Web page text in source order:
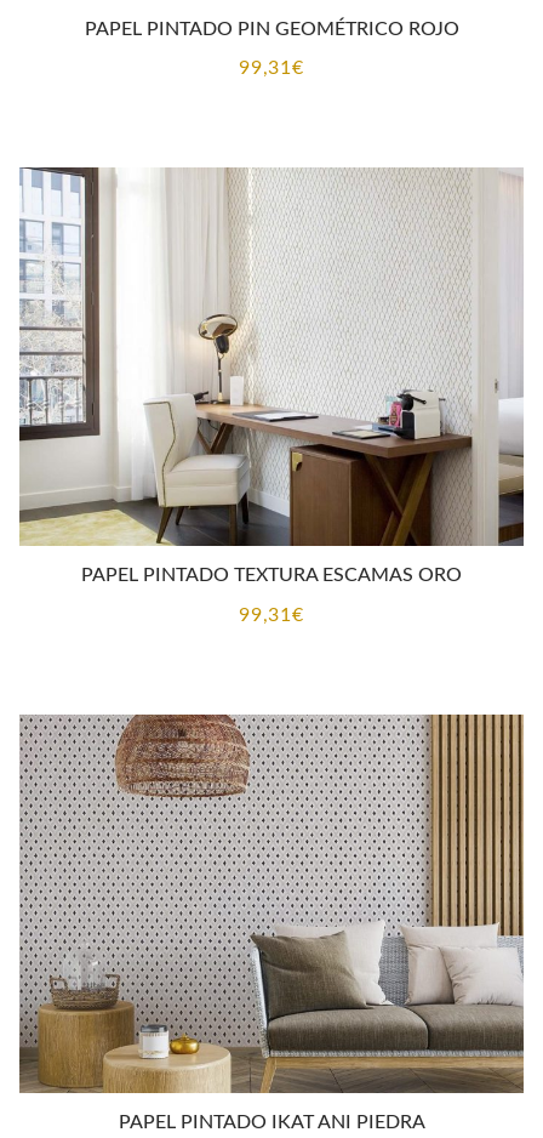
PAPEL PINTADO PIN GEOMÉTRICO ROJO
99,31€
PAPEL PINTADO TEXTURA ESCAMAS ORO
99,31€
PAPEL PINTADO IKAT ANI PIEDRA